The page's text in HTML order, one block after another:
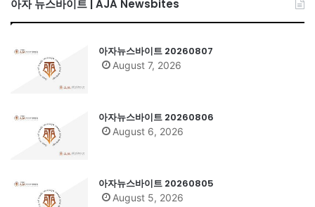
아자 뉴스바이트 | AJA Newsbites
아자뉴스바이트 20260807
August 7, 2026
아자뉴스바이트 20260806
August 6, 2026
아자뉴스바이트 20260805
August 5, 2026